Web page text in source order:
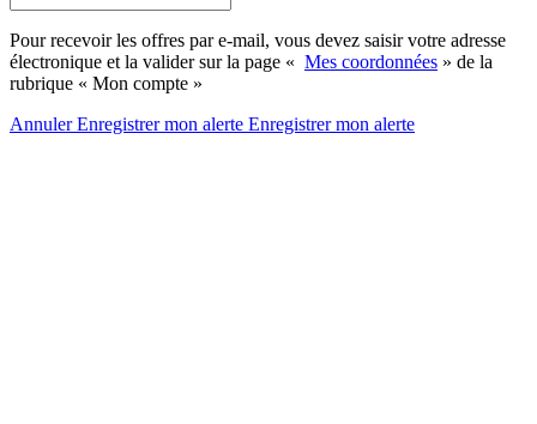
Pour recevoir les offres par e-mail, vous devez saisir votre adresse
électronique et la valider sur la page « Mes coordonnées » de la
rubrique « Mon compte »
AnnulerEnregistrer mon alerte Enregistrermon alerte